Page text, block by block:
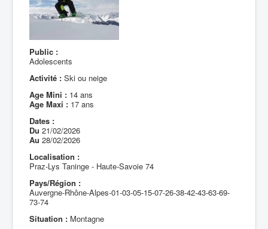
Public :
Adolescents
Activité : Ski ou neige
Age Mini : 14 ans
Age Maxi : 17 ans
Dates :
Du 21/02/2026
Au 28/02/2026
Localisation :
Praz-Lys Taninge - Haute-Savoie 74
Pays/Région :
Auvergne-Rhône-Alpes-01-03-05-15-07-26-38-42-43-63-69-
73-74
Situation : Montagne